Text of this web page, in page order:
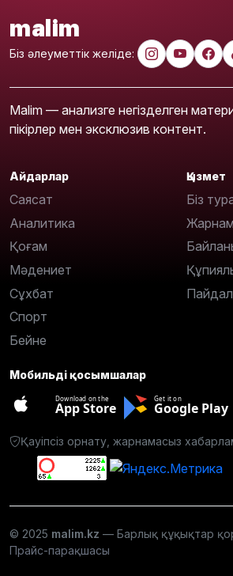
malim
Біз әлеуметтік желіде:
Malim — анализге негізделген
пікірлер мен эксклюзив контент.
Айдарлар
Саясат
Аналитика
Қоғам
Мәдениет
Сұхбат
Спорт
Бейне
Қызмет
Біз
Мобильді қосымшалар
Download on the
App Store
Get it on
Google Play
Қауіпсіз орнату, жарнамасыз
© 2025 malim.kz — Барлық құқықтар
Прайс-парақшасы